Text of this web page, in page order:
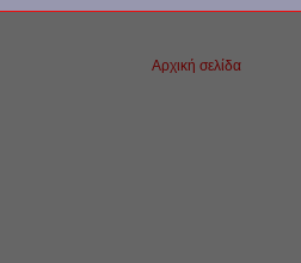
Αρχική σελίδα